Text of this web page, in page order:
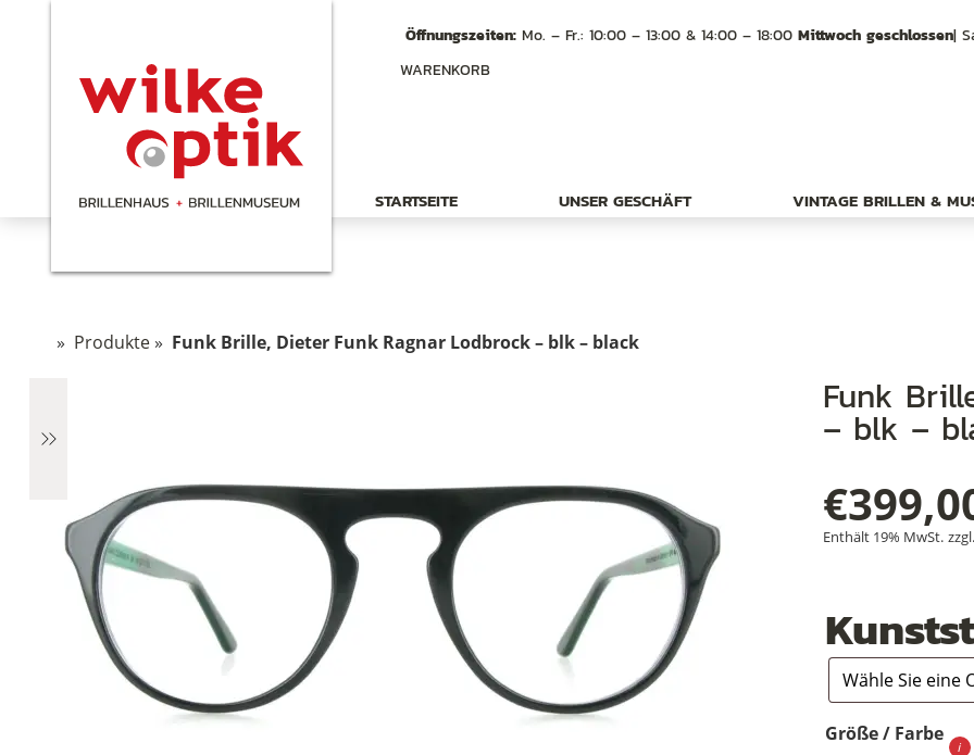
Öffnungszeiten:Mo. – Fr.: 10:00 – 13:00 & 14:00 – 18:00 Mittwoch geschlossen|
WARENKORB
STARTSEITE UNSER GESCHÄFT VINTAGE BRILLEN &
» Produkte» Funk Brille, Dieter Funk Ragnar Lodbrock – blk – black
Funk Brille, Dieter Funk Ragnar Lodbrock
– blk –
€
Enthält 19% MwSt. zzgl.
Größe / Farbe